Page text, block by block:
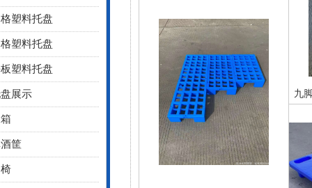
塑料托盘
塑料托盘
塑料托盘
展示
筐
九